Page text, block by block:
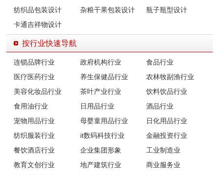
纺织品包装设计
杂粮干果包装设计
瓶子瓶型设计
卡通吉祥物设计
按行业快速导航
连锁品牌行业 政府机构行业
食品行业
医疗医药行业
养生保健品行业
农林牧副渔行业
美容化妆品行业
茶叶产业行业
饮料饮品行业
食用油行业
日用品行业
酒品行业
宠物用品行业
母婴童用品行业
日化用品行业
纺织服装行业
it数码科技行业
金融投资行业
餐饮酒店行业
企业集团形象
工业制造业
教育文创行业
地产建筑行业
商业服务业